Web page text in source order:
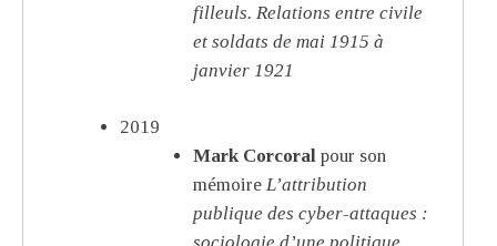
filleuls. Relations entre civile
et soldats de mai 1915 à
janvier 1921
2019
Mark Corcoralpour son
mémoire L’attribution
publique des cyber-attaques :